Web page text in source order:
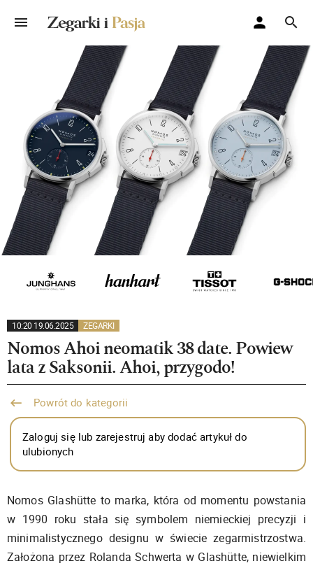
10:20 19.06.2025 ZEGARKI
Nomos Ahoi neomatik 38 date. Powiew
lata z Saksonii. Ahoi, przygodo!
Powrót do kategorii
Zaloguj się lub zarejestruj aby dodać artykuł do
ulubionych
Nomos Glashütte to marka, która od momentu powstania
w 1990 roku stała się symbolem niemieckiej precyzji i
minimalistycznego designu w świecie zegarmistrzostwa.
Założona przez Rolanda Schwerta w Glashütte, niewielkim